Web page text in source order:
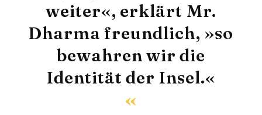
weiter«, erklärt Mr.
Dharma freundlich, »so
bewahren wir die
Identität der Insel.«